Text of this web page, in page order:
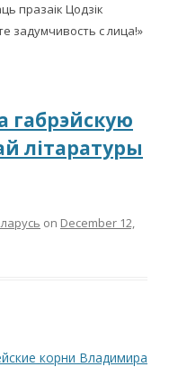
празаік Цодзік
задумчивость с лица!»
габрэйскую
літаратуры
on December 12,
корни Владимира